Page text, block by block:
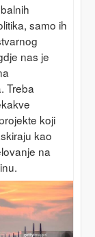
samo ih
nas je
Treba
koji
kao
na